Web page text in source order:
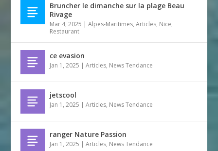
Bruncher le dimanche sur la plage Beau
Rivage
Mar 4, 2025 |Alpes-Maritimes,Articles, Nice,
Restaurant
ce evasion
Jan 1, 2025 |Articles, News Tendance
jetscool
Jan 1, 2025 |Articles, News Tendance
ranger Nature Passion
Jan 1, 2025 |Articles, News Tendance